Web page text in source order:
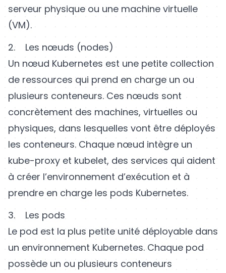
serveur physique ou une machine virtuelle
(VM).
2. Les nœuds (nodes)
Un nœud Kubernetes est une petite collection
de ressources qui prend en charge un ou
plusieurs conteneurs. Ces nœuds sont
concrètement des machines, virtuelles ou
physiques, dans lesquelles vont être déployés
les conteneurs. Chaque nœud intègre un
kube-proxy et kubelet, des services qui aident
à créer l’environnement d’exécution et à
prendre en charge les pods Kubernetes.
3. Les pods
Le pod est la plus petite unité déployable dans
un environnement Kubernetes. Chaque pod
possède un ou plusieurs conteneurs